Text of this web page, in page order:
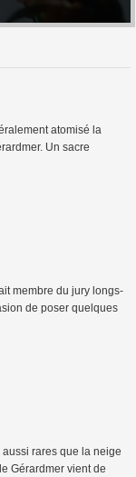
atomisé la
Un sacre
membre du jury longs-
de poser quelques
rares que la neige
Gérardmer vient de